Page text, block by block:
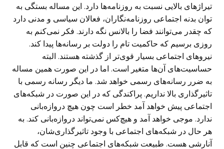
تیراژهای بالایی نسبت به روزنامه‌ها دارد. این مساله بستگی به
توان بدنه اجتماعی روزنامه‌نگاران، فعالان سیاسی و مدنی دارد
که چقدر می‌توانند فضا را بالانس نگه دارند. فکر نمی‌کنم به
روزی برسیم که حاکمیت تام را دولت بر رسانه‌ها پیدا کند.
نیروهای اجتماعی بسیار قوی‌تر از گذشته هستند. البته
حساسیت‌های آن‌ها متغیر است. اما در این صورت همین مساله
به ضرر رسانه‌های رسمی خواهد شد. ما دیگر رسانه رسمی با
تاثیرگذاری بالا نداریم. پراکندگی که در این صورت در شبکه‌های
اجتماعی پیش خواهد آمد خطر است چون هیچ دروازه‌بانی
ندارد. موجی خواهد آمد و هیچ‌کس نمی‌تواند دروازه‌بانی کند. به
هر حال در شبکه‌های اجتماعی با وجود تاثیرگذاری‌شان،
آنارشی هست. طبیعت شبکه‌های اجتماعی چنین است که قابل